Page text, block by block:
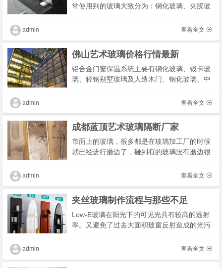
常使用到的玻璃大致分为：钢化玻璃、夹胶玻
磨砂玻璃以及长虹玻璃，每个家庭都可以按照
查看全文
admin
佛山艺术玻璃价格行情最新
铝合金门窗保温系统主要有钢化玻璃、银卡玻
璃、轻钢别墅玻璃及人造木门、钢化玻璃、中
要用于各类工业厂房的屋顶，对于工业园区和
查看全文
admin
成都蓝顶艺术玻璃隔断厂家
市面上的玻璃，很多都是在玻璃加工厂的时候
就已经进行磨边了，碰到有的玻璃没有磨边很
有要求对玻璃进行磨边处理。有些人就问可不
查看全文
admin
夹丝玻璃制作流程与那些不足
Low-E玻璃在阳光下的可见光具有较高的透射
率。又避免了过去大面积玻窗反射造成的光污
室外看，既保证了建筑物良好的采光而反射率
查看全文
admin